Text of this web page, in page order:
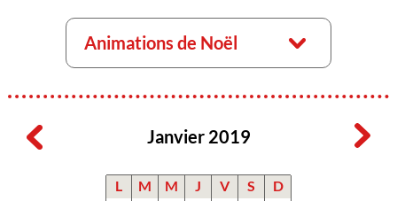
Animations de Noël
Janvier 2019
L M M J V S D